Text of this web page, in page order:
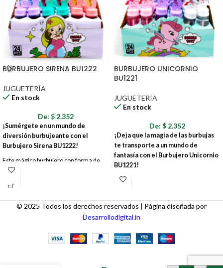
BURBUJERO SIRENA BU1222
JUGUETERÍA
En stock
De: $ 2.352
¡Sumérgete en un mundo de
diversión burbujeante con el
Burbujero Sirena BU1222!
Este mágico burbujero con forma de
sirena es el juguete perfecto para
inolvidables al aire libre. Con su diseño
encantador y colores vibrantes, el
fiesta de burbujas.
BURBUJERO UNICORNIO
BU1221
JUGUETERÍA
En stock
De: $ 2.352
¡Deja que la magia de las burbujas
te transporte a un mundo de
fantasía con el Burbujero Unicornio
BU1221!
Este encantador burbujero con forma
hacer realidad los sueños de los más
pequeños. Con su diseño mágico y
colores vibrantes, el Burbujero
día en una aventura llena de burbujas y
© 2025 Todos los derechos reservados | Página diseñada por
Desarrollodigital.in